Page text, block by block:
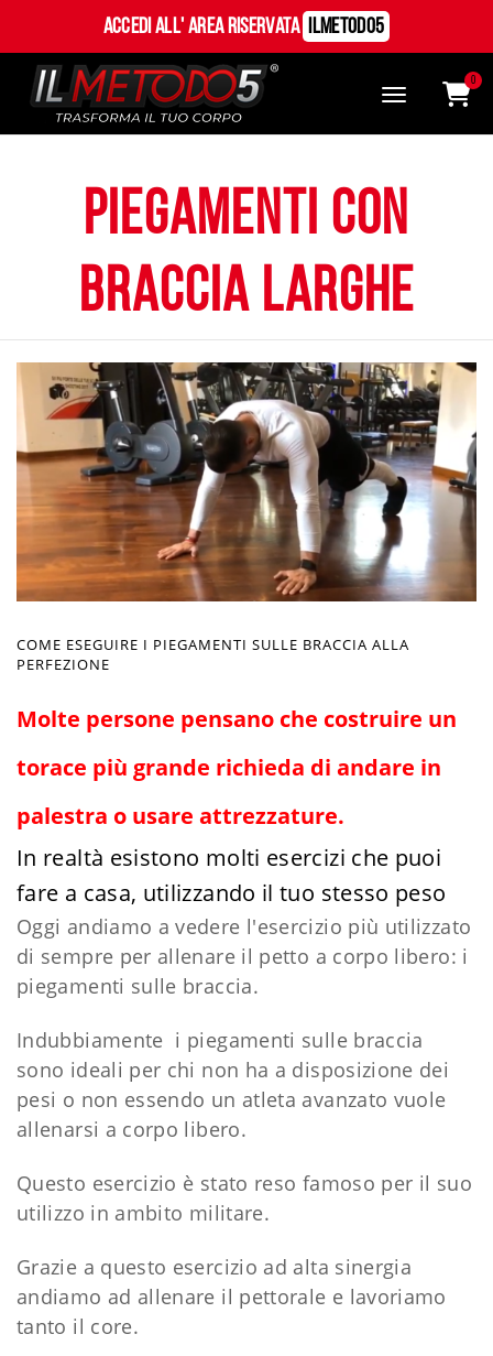
Accedi all' Area Riservata ILMetodo5
0
piegamenti con
braccia larghe
COME ESEGUIRE I PIEGAMENTI SULLE BRACCIA ALLA
PERFEZIONE
Molte persone pensano che costruire un
torace più grande richieda di andare in
palestra o usare attrezzature.
In realtà esistono molti esercizi che puoi
fare a casa, utilizzando il tuo stesso peso
Oggi andiamo a vedere l'esercizio più utilizzato
di sempre per allenare il petto a corpo libero: i
piegamenti sulle braccia.
Indubbiamente i piegamenti sulle braccia
sono ideali per chi non ha a disposizione dei
pesi o non essendo un atleta avanzato vuole
allenarsi a corpo libero.
Questo esercizio è stato reso famoso per il suo
utilizzo in ambito militare.
Grazie a questo esercizio ad alta sinergia
andiamo ad allenare il pettorale e lavoriamo
tanto il core.